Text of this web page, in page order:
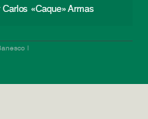
«Caque» Armas
|